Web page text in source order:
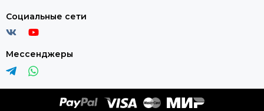
Социальные сети
Мессенджеры